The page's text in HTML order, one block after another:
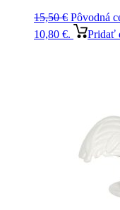
15,50€ Pôvodná
10,80 €.
Pridať